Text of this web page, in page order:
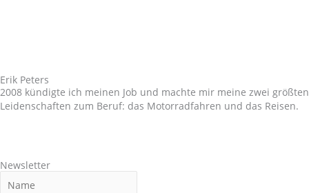
Erik Peters
2008 kündigte ich meinen Job und machte mir meine zwei größten
Leidenschaften zum Beruf: das Motorradfahren und das Reisen.
Newsletter